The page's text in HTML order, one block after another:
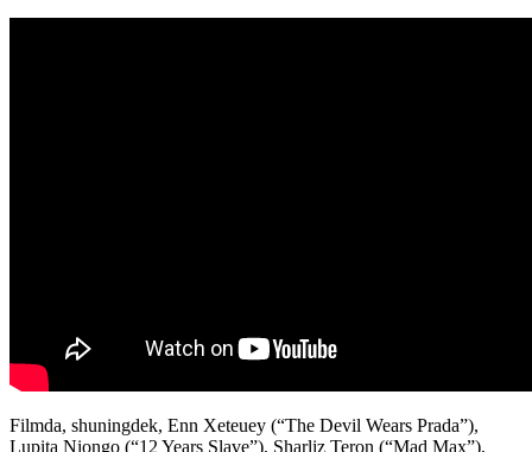
Filmda, shuningdek, Enn Xeteuey (“The Devil Wears Prada”),
Lupita Niongo (“12 Years Slave”), Sharliz Teron (“Mad Max”),